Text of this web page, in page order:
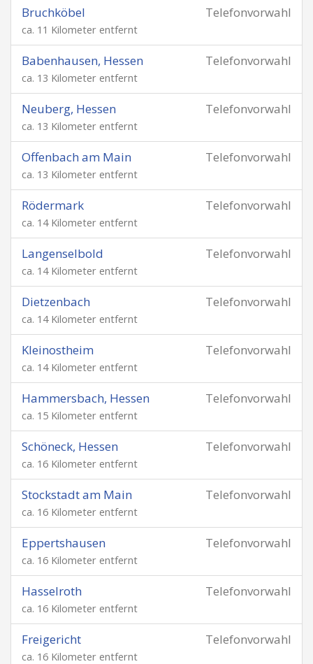
Telefonvorwahl
Bruchköbel
ca. 11 Kilometer entfernt
Telefonvorwahl
Babenhausen, Hessen
ca. 13 Kilometer entfernt
Telefonvorwahl
Neuberg, Hessen
ca. 13 Kilometer entfernt
Telefonvorwahl
Offenbach am Main
ca. 13 Kilometer entfernt
Telefonvorwahl
Rödermark
ca. 14 Kilometer entfernt
Telefonvorwahl
Langenselbold
ca. 14 Kilometer entfernt
Telefonvorwahl
Dietzenbach
ca. 14 Kilometer entfernt
Telefonvorwahl
Kleinostheim
ca. 14 Kilometer entfernt
Telefonvorwahl
Hammersbach, Hessen
ca. 15 Kilometer entfernt
Telefonvorwahl
Schöneck, Hessen
ca. 16 Kilometer entfernt
Telefonvorwahl
Stockstadt am Main
ca. 16 Kilometer entfernt
Telefonvorwahl
Eppertshausen
ca. 16 Kilometer entfernt
Telefonvorwahl
Hasselroth
ca. 16 Kilometer entfernt
Telefonvorwahl
Freigericht
ca. 16 Kilometer entfernt